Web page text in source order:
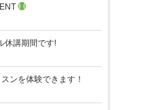
休講期間です!
ンを体験できます！